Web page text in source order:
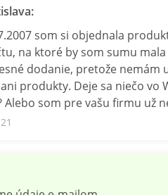
som si objednala
na ktoré by som sumu
dodanie, pretože nemám
produkty. Deje sa niečo vo
Alebo som pre vašu firmu už